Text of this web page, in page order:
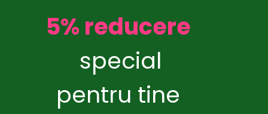
5% reducere
special
pentru tine